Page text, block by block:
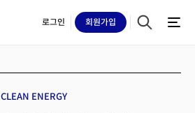
로그인 회원가입
CLEAN ENERGY